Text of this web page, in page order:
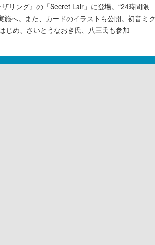
リング』の「Secret Lair」に登場。“24時間限
施へ。また、カードのイラストも公開。初音ミク
じめ、さいとうなおき氏、八三氏も参加